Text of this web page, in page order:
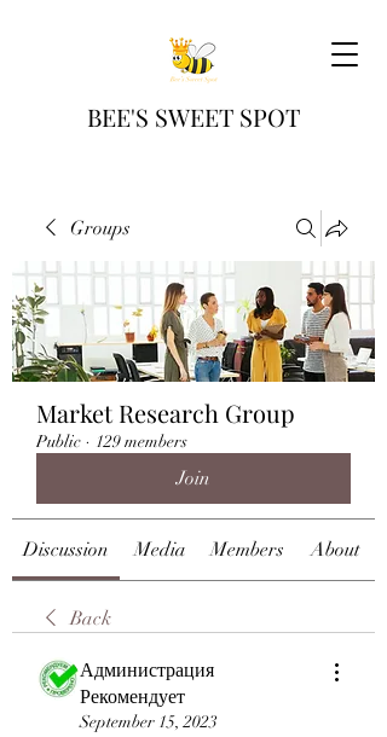
BEE'S SWEET SPOT
Groups
Market Research Group
Public · 129 members
Join
Discussion Media Members About
Back
Администрация
Рекомендует
September 15, 2023